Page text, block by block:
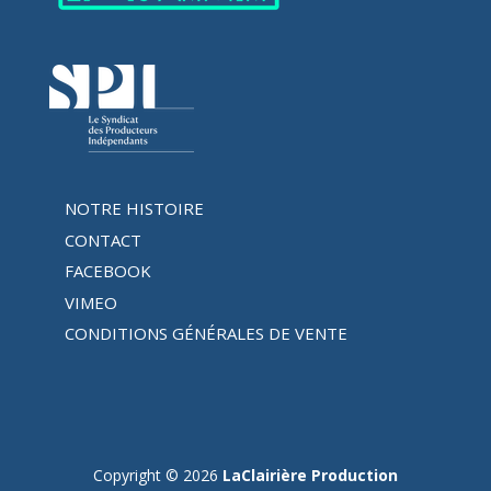
NOTRE HISTOIRE
CONTACT
FACEBOOK
VIMEO
CONDITIONS GÉNÉRALES DE VENTE
Copyright © 2026 LaClairière Production